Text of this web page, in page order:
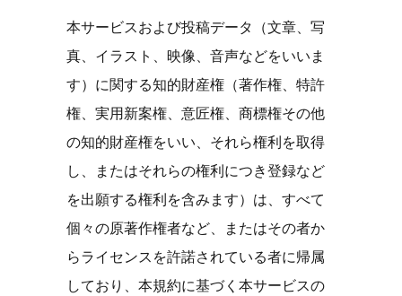
本サービスおよび投稿データ（文章、写
真、イラスト、映像、音声などをいいま
す）に関する知的財産権（著作権、特許
権、実用新案権、意匠権、商標権その他
の知的財産権をいい、それら権利を取得
し、またはそれらの権利につき登録など
を出願する権利を含みます）は、すべて
個々の原著作権者など、またはその者か
らライセンスを許諾されている者に帰属
しており、本規約に基づく本サービスの